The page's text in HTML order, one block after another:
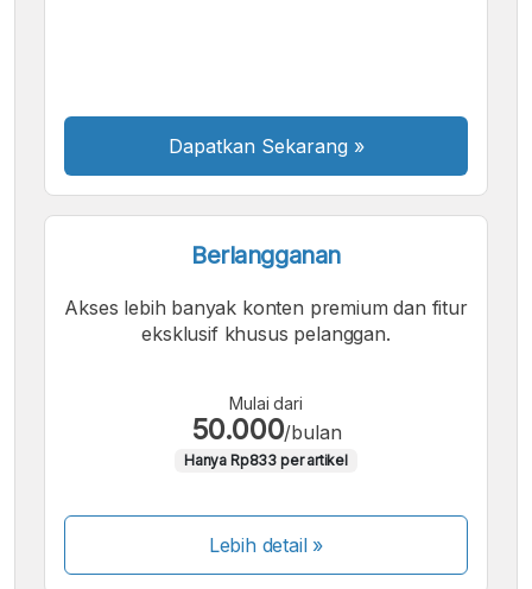
Dapatkan Sekarang »
Berlangganan
Akses lebih banyak konten premium dan fitur
eksklusif khusus pelanggan.
Mulai dari
50.000/bulan
Hanya Rp833 per artikel
Lebih detail »